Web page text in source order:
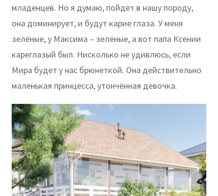
младенцев. Но я думаю, пойдёт в нашу породу,
она доминирует, и будут карие глаза. У меня
зелёные, у Максима – зелёные, а вот папа Ксении
кареглазый был. Нисколько не удивлюсь, если
Мира будет у нас брюнеткой. Она действительно
маленькая принцесса, утончённая девочка.